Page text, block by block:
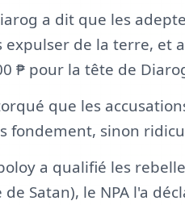
a dit que les
expulser de la terre, et
₱ pour la tête de
que les
fondement, sinon
a qualifié les
Satan), le NPA l'a